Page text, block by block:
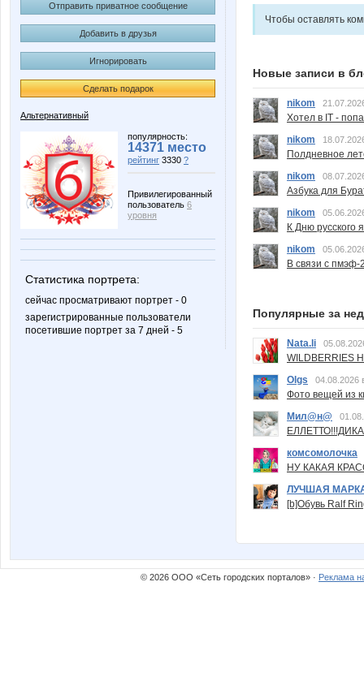
Отправить приватное сообщение
Добавить в друзья
Игнорировать
Сделать подарок
Альтернативный
популярность:
14371 место
рейтинг 3330 ?
Привилегированный
пользователь 6
уровня
Статистика портрета:
сейчас просматривают портрет - 0
зарегистрированные пользователи
посетившие портрет за 7 дней - 5
Чтобы оставлять
Новые записи в
nikom
Хотел в IT -
nikom
Полдневное
nikom
Азбука для
nikom
К Дню русского
nikom
В связи с пмэф-
Популярные за
Nata.li
Olgs
04.08.2026
Фото вещей из
Мил@н@
комсомолочка
НУ КАКАЯ
ЛУЧШАЯ
[b]Обувь Ralf
© 2026 ООО «Сеть городских порталов» · Реклама